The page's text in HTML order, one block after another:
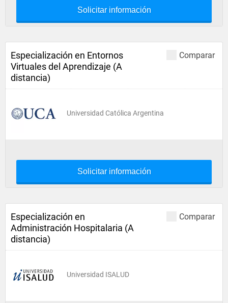
Solicitar información
Comparar
Especialización en Entornos
Virtuales del Aprendizaje (A
distancia)
Universidad Católica Argentina
Solicitar información
Comparar
Especialización en
Administración Hospitalaria (A
distancia)
Universidad ISALUD